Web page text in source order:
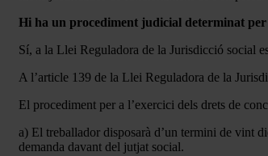
Hi ha un procediment judicial determinat
Sí, a la Llei Reguladora de la Jurisdicció social
A l’article 139 de la Llei Reguladora de la
El procediment per a l’exercici dels drets de
a) El treballador disposarà d’un termini de vint
demanda davant del jutjat social.